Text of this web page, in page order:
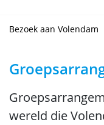
Bezoek aan Volendam
wereld die